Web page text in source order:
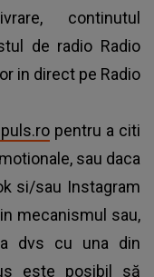
continutul
de radio Radio
in direct pe Radio
pentru a citi
sau daca
si/sau Instagram
mecanismul sau,
dvs cu una din
este posibil să